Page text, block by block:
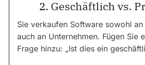
2. Geschäftlich vs.
Sie verkaufen Software sowohl
auch an Unternehmen. Fügen Sie
Frage hinzu: „Ist dies ein